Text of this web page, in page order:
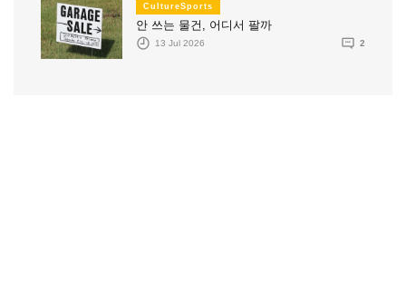
CultureSports
안 쓰는 물건, 어디서 팔까
13 Jul 2026 2